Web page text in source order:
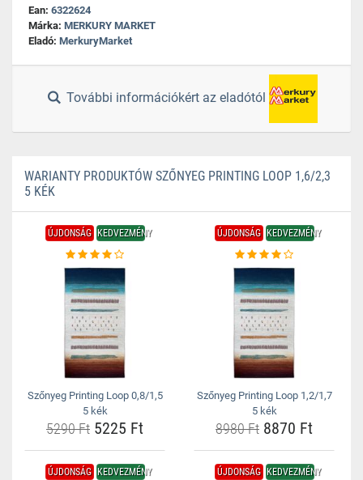
Ean: 6322624
Márka: MERKURY MARKET
Eladó: MerkuryMarket
További információkért az eladótól
WARIANTY PRODUKTÓW SZŐNYEG PRINTING LOOP 1,6/2,3
5 KÉK
ÚJDONSÁG KEDVEZMÉNY
Szőnyeg Printing Loop 0,8/1,5
5 kék
5290 Ft 5225 Ft
ÚJDONSÁG KEDVEZMÉNY
Szőnyeg Printing Loop 1,2/1,7
5 kék
8980 Ft 8870 Ft
ÚJDONSÁG KEDVEZMÉNY ÚJDONSÁG KEDVEZMÉNY